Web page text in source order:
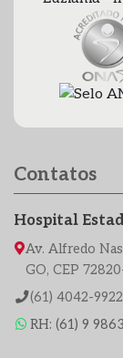
Contatos
Hospital
Av. Alfredo
GO, CEP
(61) 4042-9922
RH: (61) 9